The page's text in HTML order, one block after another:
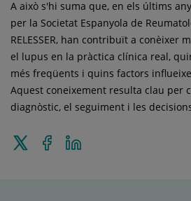
A això s'hi suma que, en els últims
per la Societat Espanyola de
RELESSER, han contribuït a conèixer
el lupus en la pràctica clínica real,
més freqüents i quins factors
Aquest coneixement resulta clau per
diagnòstic, el seguiment i les
Enviar
Compartir